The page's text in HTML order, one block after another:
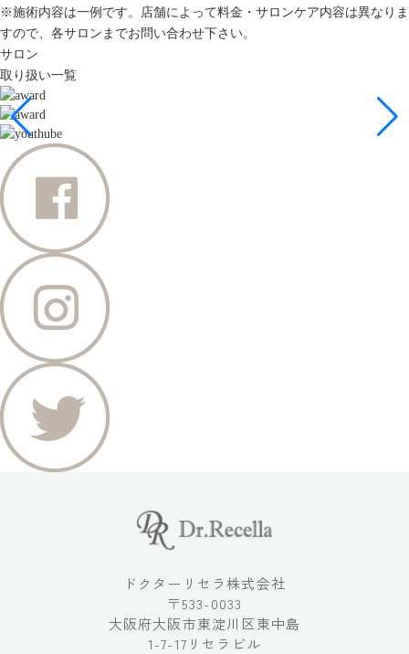
※施術内容は一例です。店舗によって料金・サロンケア内容は異なりま
すので、各サロンまでお問い合わせ下さい。
サロン
取り扱い一覧
ドクターリセラ株式会社
〒533-0033
大阪府大阪市東淀川区東中島
1-7-17リセラビル